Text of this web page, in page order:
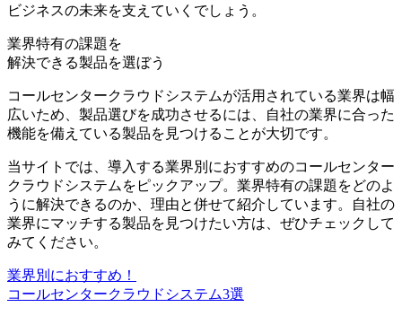
ビジネスの未来を支えていくでしょう。
業界特有の課題を
解決できる製品を選ぼう
コールセンタークラウドシステムが活用されている業界は幅
広いため、製品選びを成功させるには、
自社の業界に合った
機能を備えている製品を見つけることが大切です。
当サイトでは、導入する業界別におすすめのコールセンター
クラウドシステムをピックアップ。 業界特有の課題をどのよ
うに解決できるのか、理由と併せて紹介 しています。自社の
業界にマッチする製品を見つけたい方は、ぜひチェックして
みてください。
業界別におすすめ！
コールセンタークラウドシステム3選